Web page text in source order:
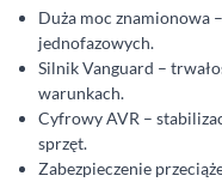
Duża moc znamionowa
jednofazowych.
Silnik Vanguard –
warunkach.
Cyfrowy AVR –
sprzęt.
Zabezpieczenie